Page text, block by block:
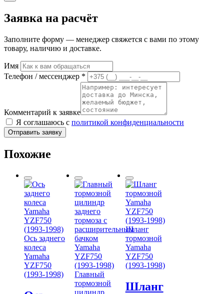
Заявка на расчёт
Заполните форму — менеджер свяжется с вами по этому
товару, наличию и доставке.
Имя
Телефон / мессенджер *
Комментарий к заявке
Я соглашаюсь с политикой конфиденциальности
Отправить заявку
Похожие
Ось заднего
колеса
Yamaha
YZF750
(1993-1998)
Главный
тормозной
цилиндр
Шланг
тормозной
Yamaha
YZF750
(1993-1998)
Шланг